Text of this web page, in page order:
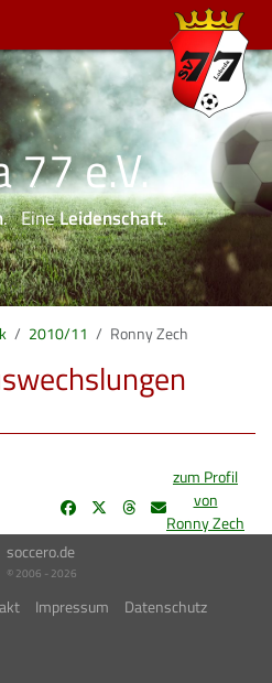
77 e.V.
. EineLeidenschaft.
2010/11 Ronny Zech
zum Profil
von
Ronny Zech
soccero.de
© 2006 - 2026
Impressum Datenschutz